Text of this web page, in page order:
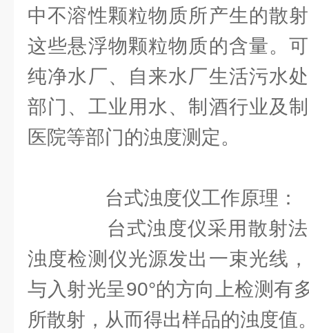
中不溶性颗粒物质所产生的散
这些悬浮物颗粒物质的含量。
纯净水厂、自来水厂生活污水
部门、工业用水、制酒行业及
医院等部门的浊度测定。
台式浊度仪工作原理：
台式浊度仪采用散射法
浊度检测仪光源发出一束光线
与入射光呈90°的方向上检测有
所散射，从而得出样品的浊度值